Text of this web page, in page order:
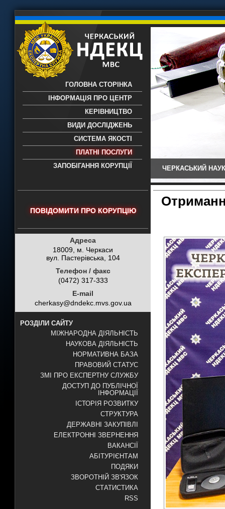
науково-дослідний експертно-
- проведення всих видів судових
експертиз
ГОЛОВНА СТОРІНКА
ІНФОРМАЦІЯ ПРО ЦЕНТР
КЕРІВНИЦТВО
ВИДИ ДОСЛІДЖЕНЬ
СИСТЕМА ЯКОСТІ
ПЛАТНІ ПОСЛУГИ
ЗАПОБІГАННЯ КОРУПЦІЇ
ЧЕРКАСЬКИЙ
ПОВІДОМИТИ ПРО КОРУПЦІЮ
Адреса
18009, м. Черкаси
вул. Пастерівська, 104
Телефон / факс
(0472) 317-333
E-mail
cherkasy@dndekc.mvs.gov.ua
РОЗДІЛИ САЙТУ
МІЖНАРОДНА ДІЯЛЬНІСТЬ
НАУКОВА ДІЯЛЬНІСТЬ
НОРМАТИВНА БАЗА
ПРАВОВИЙ СТАТУС
ЗМІ ПРО ЕКСПЕРТНУ СЛУЖБУ
ДОСТУП ДО ПУБЛІЧНОЇ
ІНФОРМАЦІЇ
ІСТОРІЯ РОЗВИТКУ
СТРУКТУРА
ДЕРЖАВНІ ЗАКУПІВЛІ
ЕЛЕКТРОННІ ЗВЕРНЕННЯ
ВАКАНСІЇ
АБІТУРІЄНТАМ
ПОДЯКИ
ЗВОРОТНІЙ ЗВ'ЯЗОК
СТАТИСТИКА
RSS